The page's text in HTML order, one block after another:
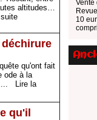
altitudes…
déchirure
qu'ont fait
ode à la
Lire la
qu'il
pour
Le
2026
Vente
10